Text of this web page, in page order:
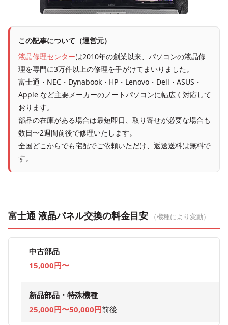
この記事について（運営元）
液晶修理センターは2010年の創業以来、パソコンの液晶修
理を専門に3万件以上の修理を手がけてまいりました。
富士通・NEC・Dynabook・HP・Lenovo・Dell・ASUS・
Apple など主要メーカーのノートパソコンに幅広く対応して
おります。
部品の在庫がある場合は最短即日、取り寄せが必要な場合も
数日〜2週間前後で修理いたします。
全国どこからでも宅配でご依頼いただけ、返送送料は無料で
す。
富士通 液晶パネル交換の料金目安 （機種により変動）
中古部品
15,000円〜
新品部品・特殊機種
25,000円〜50,000円前後